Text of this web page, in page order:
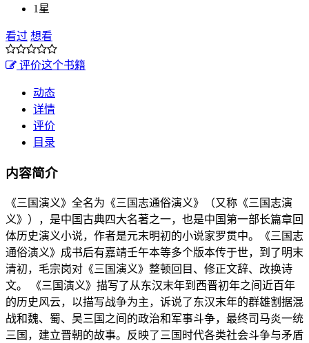
1星
看过 想看
评价这个书籍
动态
详情
评价
目录
内容简介
《三国演义》全名为《三国志通俗演义》（又称《三国志演
义》），是中国古典四大名著之一，也是中国第一部长篇章回
体历史演义小说，作者是元末明初的小说家罗贯中。《三国志
通俗演义》成书后有嘉靖壬午本等多个版本传于世，到了明末
清初，毛宗岗对《三国演义》整顿回目、修正文辞、改换诗
文。 《三国演义》描写了从东汉末年到西晋初年之间近百年
的历史风云，以描写战争为主，诉说了东汉末年的群雄割据混
战和魏、蜀、吴三国之间的政治和军事斗争，最终司马炎一统
三国，建立晋朝的故事。反映了三国时代各类社会斗争与矛盾